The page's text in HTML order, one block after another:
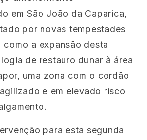
em São João da Caparica,
por novas tempestades
como a expansão desta
de restauro dunar à área
uma zona com o cordão
e em elevado risco
para esta segunda